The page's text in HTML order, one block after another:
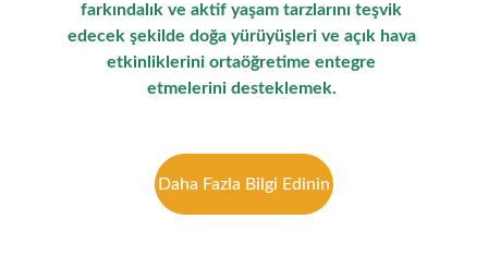
farkındalık ve aktif yaşam tarzlarını teşvik
edecek şekilde doğa yürüyüşleri ve açık hava
etkinliklerini ortaöğretime entegre
etmelerini desteklemek.
Daha Fazla Bilgi Edinin